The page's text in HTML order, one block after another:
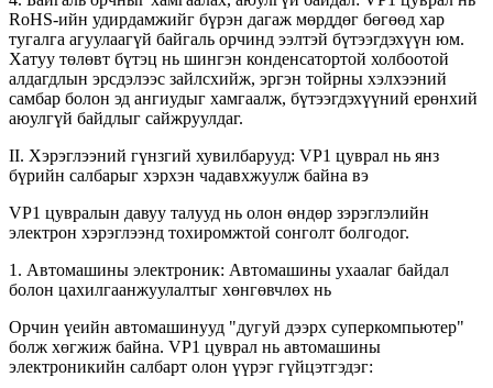
RoHS-ийн удирдамжийг бүрэн дагаж мөрддөг бөгөөд хар
тугалга агуулаагүй байгаль орчинд ээлтэй бүтээгдэхүүн юм.
Хатуу төлөвт бүтэц нь шингэн конденсатортой холбоотой
алдагдлын эрсдэлээс зайлсхийж, эргэн тойрны хэлхээний
самбар болон эд ангиудыг хамгаалж, бүтээгдэхүүний ерөнхий
аюулгүй байдлыг сайжруулдаг.
II. Хэрэглээний гүнзгий хувилбарууд: VP1 цуврал нь янз
бүрийн салбарыг хэрхэн чадавхжуулж байна вэ
VP1 цувралын давуу талууд нь олон өндөр зэрэглэлийн
электрон хэрэглээнд тохиромжтой сонголт болгодог.
1. Автомашины электроник: Автомашины ухаалаг байдал
болон цахилгаанжуулалтыг хөнгөвчлөх нь
Орчин үеийн автомашинууд "дугуй дээрх суперкомпьютер"
болж хөгжиж байна. VP1 цуврал нь автомашины
электроникийн салбарт олон үүрэг гүйцэтгэдэг: